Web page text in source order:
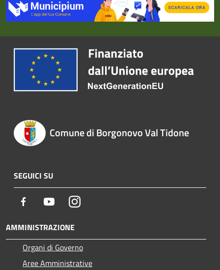
Comune di Borgonovo Val Tidone
SEGUICI SU
Facebook YoutubeInstagram
AMMINISTRAZIONE
Organi di Governo
Aree Amministrative